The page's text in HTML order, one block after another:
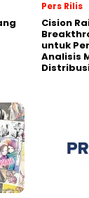
Pers Rilis
Cision
untuk
Analisis